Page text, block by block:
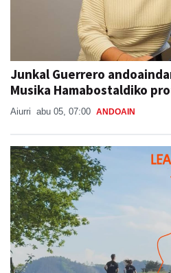
Junkal Guerrero
Musika Hamabostaldiko
Aiurri abu 05, 07:00 ANDOAIN